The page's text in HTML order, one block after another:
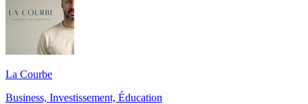
La Courbe
Business, Investissement, Éducation